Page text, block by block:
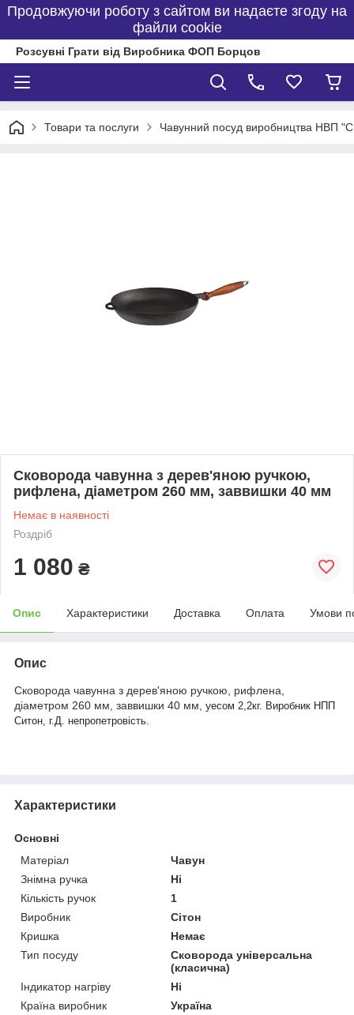
Продовжуючи роботу з сайтом ви надаєте згоду на
файли cookie
Розсувні Грати від Виробника ФОП Борцов
Товари та послуги Чавунний посуд виробництва НВП
Сковорода чавунна з дерев'яною ручкою,
рифлена, діаметром 260 мм, заввишки 40 мм
Немає в наявності
Роздріб
1 080 ₴
Опис Характеристики Доставка Оплата Умови
Опис
Сковорода чавунна з дерев'яною ручкою, рифлена,
діаметром 260 мм, заввишки 40 мм, уесом 2,2кг. Виробник НПП
Ситон, г.Д. непропетровість.
Характеристики
Основні
Матеріал
Чавун
Знімна ручка
Ні
Кількість ручок
1
Виробник
Сітон
Кришка
Немає
Тип посуду
Сковорода універсальна
(класична)
Індикатор нагріву
Ні
Країна виробник
Україна